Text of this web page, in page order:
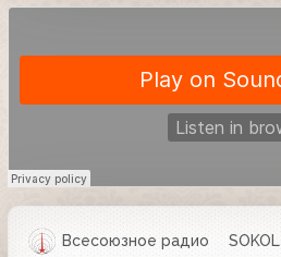
Всесоюзное радио SOKOL